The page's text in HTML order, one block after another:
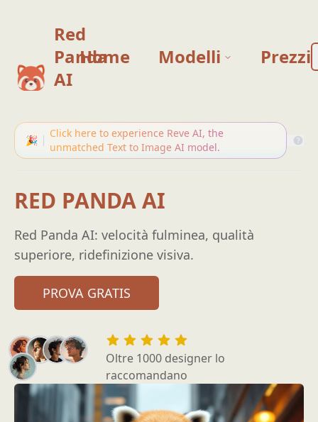
Red
Panda
AI
Home Modelli Prezzi
🎉
Click here to experience Reve AI, the
unmatched Text to Image AI model.
RED PANDA AI
Red Panda AI: velocità fulminea, qualità
superiore, ridefinizione visiva.
PROVA GRATIS
Oltre 1000 designer lo
raccomandano